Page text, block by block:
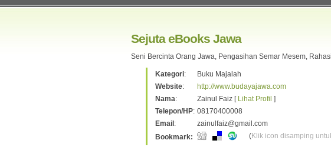
Sejuta eBooks Jawa
Seni Bercinta Orang Jawa, Pengasihan Semar Mesem,
Kategori:
Buku Majalah
Website:
http://www.budayajawa.com
Nama: Zainul Faiz [ Lihat Profil ]
Telepon/HP: 08170400008
Email :
zainulfaiz@gmail.com
Bookmark:
(Klik icon disamping